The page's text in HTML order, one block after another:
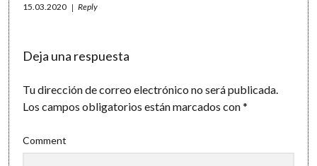
15.03.2020 Reply
Deja una respuesta
Tu dirección de correo electrónico no será publicada.
Los campos obligatorios están marcados con*
Comment